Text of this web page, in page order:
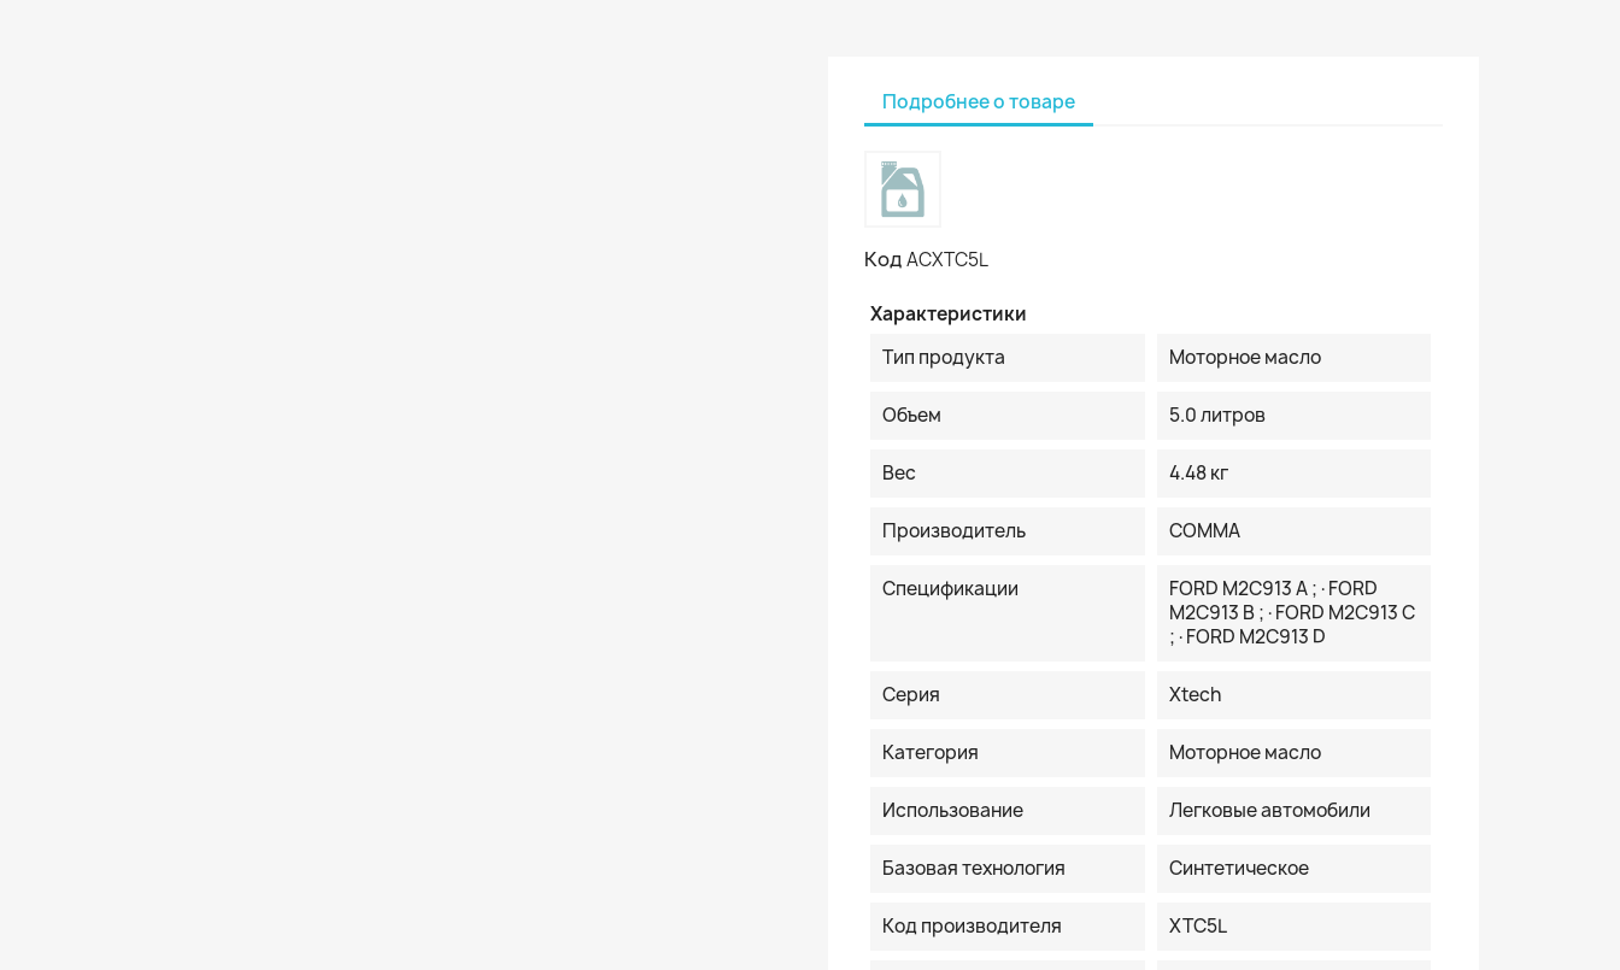
Подробнее о товаре
КодACXTC5L
Характеристики
Тип продукта
Моторное масло
Объем 5.0 литров
Вес 4.48 кг
Производитель COMMA
Спецификации
FORD M2C913 A ;·FORD
M2C913 B ;·FORD M2C913 C
;·FORD M2C913 D
Серия Xtech
Категория Моторное масло
Использование Легковые автомобили
Базовая технология Синтетическое
Код производителя XTC5L